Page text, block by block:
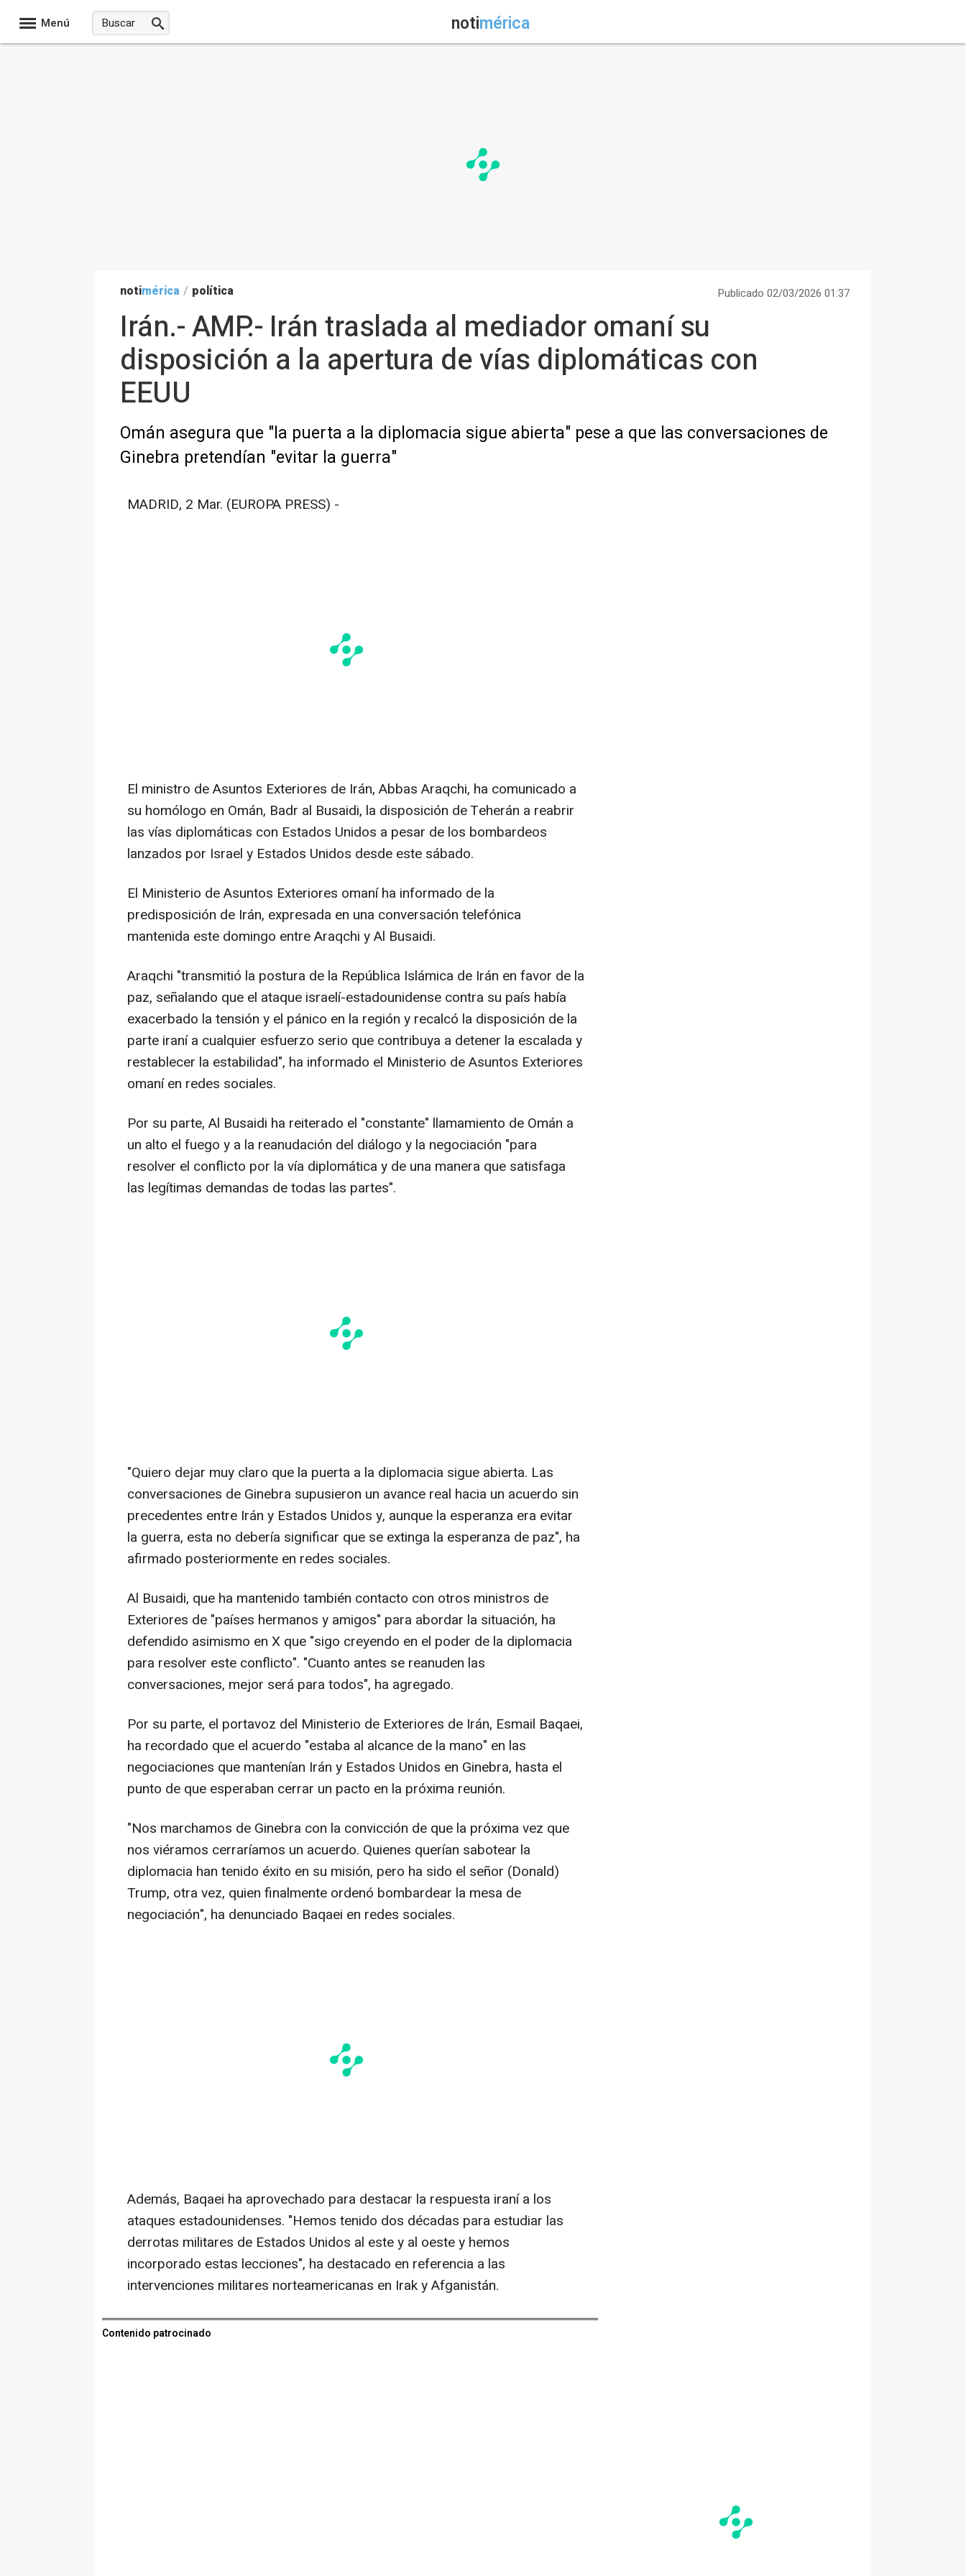
Menú notimérica
notimérica / política Publicado 02/03/2026 01:37
Irán.- AMP.- Irán traslada al mediador omaní su
disposición a la apertura de vías diplomáticas con
EEUU
Omán asegura que "la puerta a la diplomacia sigue abierta" pese a que las conversaciones de
Ginebra pretendían "evitar la guerra"
MADRID, 2 Mar. (EUROPA PRESS) -
El ministro de Asuntos Exteriores de Irán, Abbas Araqchi, ha comunicado a
su homólogo en Omán, Badr al Busaidi, la disposición de Teherán a reabrir
las vías diplomáticas con Estados Unidos a pesar de los bombardeos
lanzados por Israel y Estados Unidos desde este sábado.
El Ministerio de Asuntos Exteriores omaní ha informado de la
predisposición de Irán, expresada en una conversación telefónica
mantenida este domingo entre Araqchi y Al Busaidi.
Araqchi "transmitió la postura de la República Islámica de Irán en favor de la
paz, señalando que el ataque israelí-estadounidense contra su país había
exacerbado la tensión y el pánico en la región y recalcó la disposición de la
parte iraní a cualquier esfuerzo serio que contribuya a detener la escalada y
restablecer la estabilidad", ha informado el Ministerio de Asuntos Exteriores
omaní en redes sociales.
Por su parte, Al Busaidi ha reiterado el "constante" llamamiento de Omán a
un alto el fuego y a la reanudación del diálogo y la negociación "para
resolver el conflicto por la vía diplomática y de una manera que satisfaga
las legítimas demandas de todas las partes".
"Quiero dejar muy claro que la puerta a la diplomacia sigue abierta. Las
conversaciones de Ginebra supusieron un avance real hacia un acuerdo sin
precedentes entre Irán y Estados Unidos y, aunque la esperanza era evitar
la guerra, esta no debería significar que se extinga la esperanza de paz", ha
afirmado posteriormente en redes sociales.
Al Busaidi, que ha mantenido también contacto con otros ministros de
Exteriores de "países hermanos y amigos" para abordar la situación, ha
defendido asimismo en X que "sigo creyendo en el poder de la diplomacia
para resolver este conflicto". "Cuanto antes se reanuden las
conversaciones, mejor será para todos", ha agregado.
Por su parte, el portavoz del Ministerio de Exteriores de Irán, Esmail Baqaei,
ha recordado que el acuerdo "estaba al alcance de la mano" en las
negociaciones que mantenían Irán y Estados Unidos en Ginebra, hasta el
punto de que esperaban cerrar un pacto en la próxima reunión.
"Nos marchamos de Ginebra con la convicción de que la próxima vez que
nos viéramos cerraríamos un acuerdo. Quienes querían sabotear la
diplomacia han tenido éxito en su misión, pero ha sido el señor (Donald)
Trump, otra vez, quien finalmente ordenó bombardear la mesa de
negociación", ha denunciado Baqaei en redes sociales.
Además, Baqaei ha aprovechado para destacar la respuesta iraní a los
ataques estadounidenses. "Hemos tenido dos décadas para estudiar las
derrotas militares de Estados Unidos al este y al oeste y hemos
incorporado estas lecciones", ha destacado en referencia a las
intervenciones militares norteamericanas en Irak y Afganistán.
Contenido patrocinado